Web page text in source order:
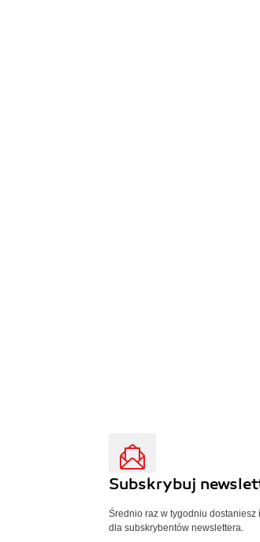
Subskrybuj
Średnio raz w tygodniu
dla subskrybentów newslettera.